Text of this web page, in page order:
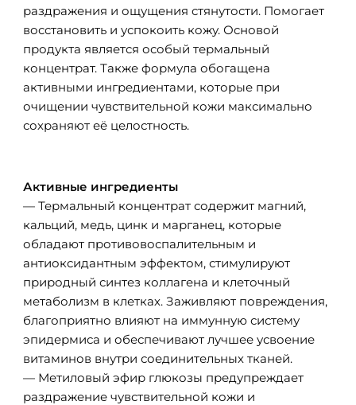
раздражения и ощущения стянутости. Помогает
восстановить и успокоить кожу. Основой
продукта является особый термальный
концентрат. Также формула обогащена
активными ингредиентами, которые при
очищении чувствительной кожи максимально
сохраняют её целостность.
Активные ингредиенты
— Термальный концентрат содержит магний,
кальций, медь, цинк и марганец, которые
обладают противовоспалительным и
антиоксидантным эффектом, стимулируют
природный синтез коллагена и клеточный
метаболизм в клетках. Заживляют повреждения,
благоприятно влияют на иммунную систему
эпидермиса и обеспечивают лучшее усвоение
витаминов внутри соединительных тканей.
— Метиловый эфир глюкозы предупреждает
раздражение чувствительной кожи и